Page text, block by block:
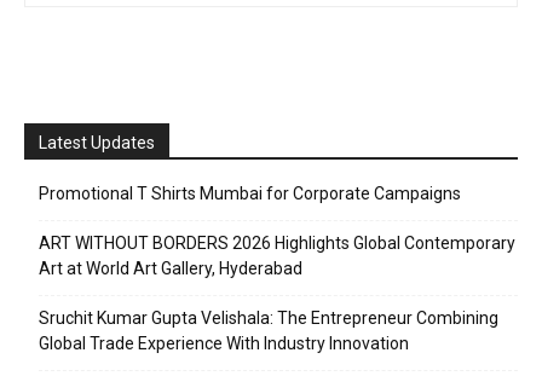
Latest Updates
Promotional T Shirts Mumbai for Corporate Campaigns
ART WITHOUT BORDERS 2026 Highlights Global Contemporary
Art at World Art Gallery, Hyderabad
Sruchit Kumar Gupta Velishala: The Entrepreneur Combining
Global Trade Experience With Industry Innovation